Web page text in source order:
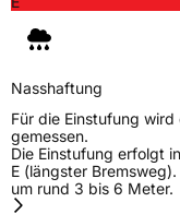
Nasshaftung
Für die Einstufung
gemessen.
Die Einstufung erfolgt
E (längster
um rund 3 bis 6 Meter.